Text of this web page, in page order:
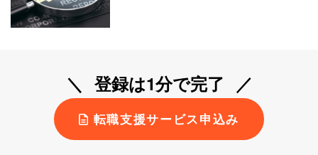
登録は1分で完了
転職支援サービス申込み